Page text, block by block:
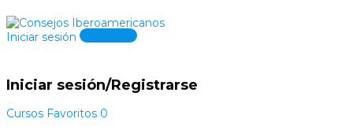
Iniciar sesión Registrate
Iniciar sesión/Registrarse
Cursos Favoritos 0